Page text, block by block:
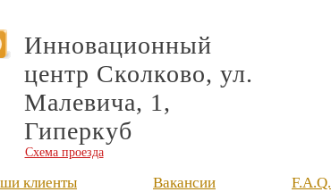
Инновационный
центр Сколково, ул.
Малевича, 1,
Гиперкуб
Схема проезда
клиенты Вакансии F.A.Q.